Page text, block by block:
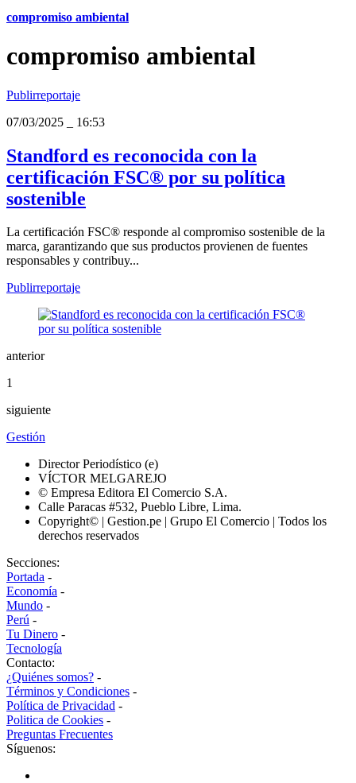
compromiso ambiental
compromiso ambiental
Publirreportaje
07/03/2025
16:53
Standford es reconocida con la
certificación FSC® por su política
sostenible
La certificación FSC® responde al compromiso sostenible de la
marca, garantizando que sus productos provienen de fuentes
responsables y contribuy...
Publirreportaje
anterior
1
siguiente
Gestión
Director Periodístico (e)
VÍCTOR MELGAREJO
© Empresa Editora El Comercio S.A.
Calle Paracas #532, Pueblo Libre, Lima.
Copyright© | Gestion.pe | Grupo El Comercio | Todos los
derechos reservados
Secciones:
Portada -
Economía -
Mundo -
Perú -
Tu Dinero -
Tecnología
Contacto:
¿Quiénes somos? -
Términos y Condiciones -
Política de Privacidad -
Politica de Cookies -
Preguntas Frecuentes
Síguenos: